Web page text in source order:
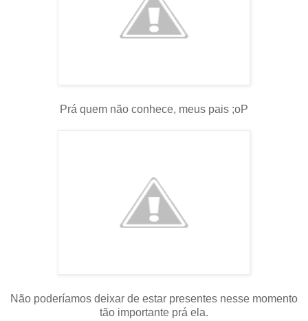
Prá quem não conhece, meus pais ;oP
Não poderíamos deixar de estar presentes nesse momento
tão importante prá ela.